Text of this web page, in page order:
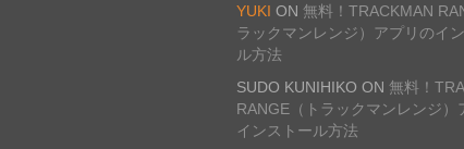
YUKI ON 無料！TRACKMAN
ラックマンレンジ）アプリのイ
ル方法
SUDO KUNIHIKO ON 無料！
RANGE（トラックマンレンジ）
インストール方法